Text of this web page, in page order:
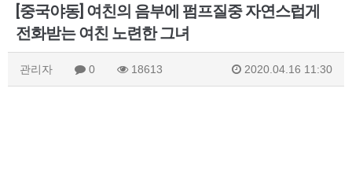
[중국야동] 여친의 음부에 펌프질중 자연스럽게
전화받는 여친 노련한 그녀
관리자 0 18613 2020.04.16 11:30